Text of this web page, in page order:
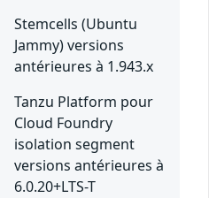
Stemcells (Ubuntu
Jammy) versions
antérieures à 1.943.x
Tanzu Platform pour
Cloud Foundry
isolation segment
versions antérieures à
6.0.20+LTS-T